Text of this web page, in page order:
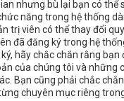
nhưng bù lại bạn có thể
năng trong hệ thống
trị viên có thể thay đổi
đã đăng ký trong hệ
hãy chắc chắn rằng bạn
của chúng tôi và những
Bạn cũng phải chắc
chuyên mục riêng